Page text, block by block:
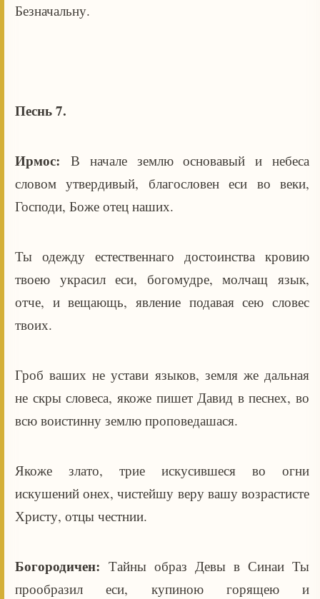
Безначальну.
Песнь 7.
Ирмос: В начале землю основавый и небеса
словом утвердивый, благословен еси во веки,
Господи, Боже отец наших.
Ты одежду естественнаго достоинства кровию
твоею украсил еси, богомудре, молчащ язык,
отче, и вещающь, явление подавая сею словес
твоих.
Гроб ваших не устави языков, земля же дальная
не скры словеса, якоже пишет Давид в песнех, во
всю воистинну землю проповедашася.
Якоже злато, трие искусившеся во огни
искушений онех, чистейшу веру вашу возрастисте
Христу, отцы честнии.
Богородичен: Тайны образ Девы в Синаи Ты
прообразил еси, купиною горящею и